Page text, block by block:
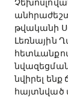
թվականի
Լեռնային
նվիրել
հայտնված